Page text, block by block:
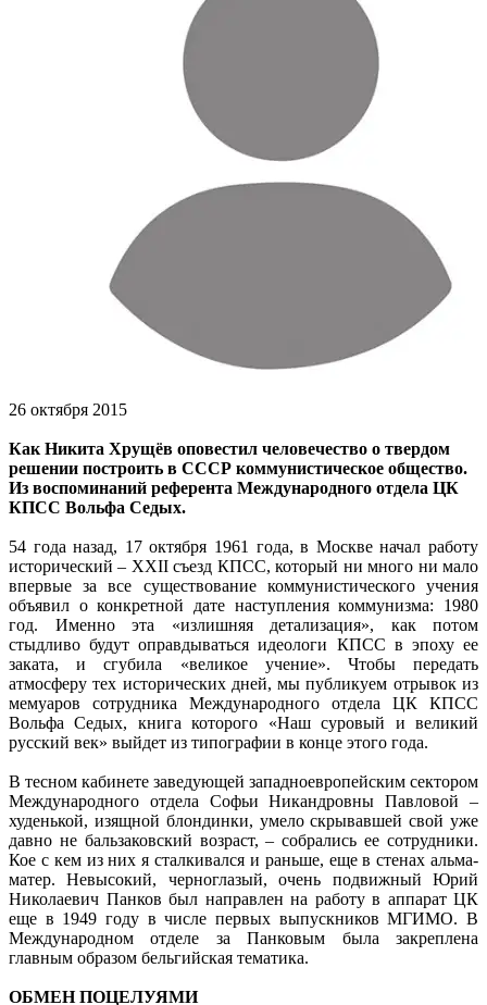
26 октября 2015
Как Никита Хрущёв оповестил человечество о твердом
решении построить в СССР коммунистическое общество.
Из воспоминаний референта Международного отдела ЦК
КПСС Вольфа Седых.
54 года назад, 17 октября 1961 года, в Москве начал работу
исторический – XXII съезд КПСС, который ни много ни мало
впервые за все существование коммунистического учения
объявил о конкретной дате наступления коммунизма: 1980
год. Именно эта «излишняя детализация», как потом
стыдливо будут оправдываться идеологи КПСС в эпоху ее
заката, и сгубила «великое учение». Чтобы передать
атмосферу тех исторических дней, мы пуб­ликуем отрывок из
мемуаров сотрудника Международного отдела ЦК КПСС
Вольфа Седых, книга которого «Наш суровый и великий
русский век» выйдет из типографии в конце этого года.
В тесном кабинете заведующей западноевропейским сектором
Международного отдела Софьи Никандровны Павловой –
худенькой, изящной блондинки, умело скрывавшей свой уже
давно не бальзаковский возраст, – собрались ее сотрудники.
Кое с кем из них я сталкивался и раньше, еще в стенах альма-
матер. Невысокий, черноглазый, очень подвижный Юрий
Николаевич Панков был направлен на работу в аппарат ЦК
еще в 1949 году в числе первых выпускников МГИМО. В
Международном отделе за Панковым была закреплена
главным образом бельгийская тематика.
ОБМЕН ПОЦЕЛУЯМИ